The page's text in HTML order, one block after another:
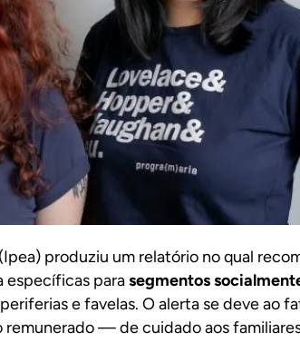
produziu um relatório no qual
específicas parasegmentos
e favelas. O alerta se deve ao
— de cuidado aos